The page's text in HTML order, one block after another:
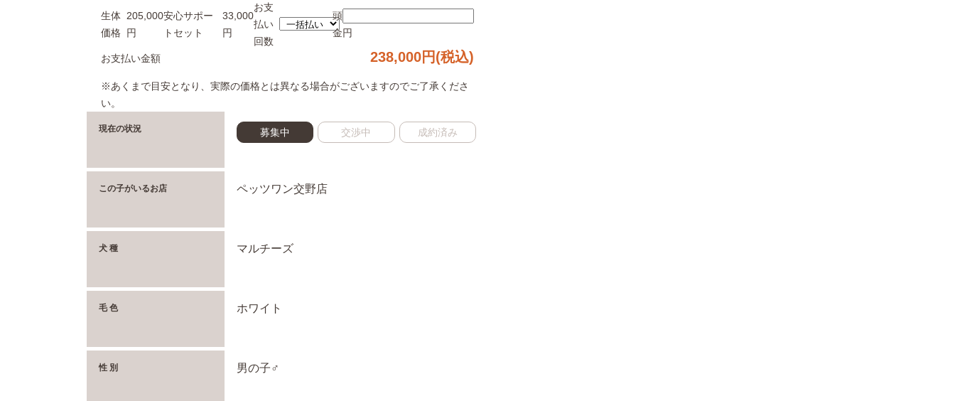
生体
価格
205,000
円
安心サポー
トセット
33,000
円
お支
払い
回数
頭
金円
お支払い金額 238,000円(税込)
※あくまで目安となり、実際の価格とは異なる場合がございますのでご了承くださ
い。
現在の状況 募集中 交渉中 成約済み
この子がいるお店 ペッツワン交野店
犬 種 マルチーズ
毛 色 ホワイト
性 別 男の子♂